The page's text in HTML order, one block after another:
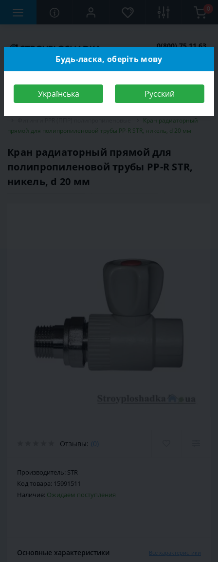
0
0(800) 75 11 63
Кран радиаторный
прямой для полипропиленовой трубы PP-R STR, никель, d 20 мм
Кран радиаторный прямой для
полипропиленовой трубы PP-R STR,
никель, d 20 мм
Отзывы: (0)
Производитель: STR
Код товара: 15991511
Наличие: Ожидаем поступления
Основные характеристики Все характеристики
Будь-ласка, оберіть мову
Українська Русский